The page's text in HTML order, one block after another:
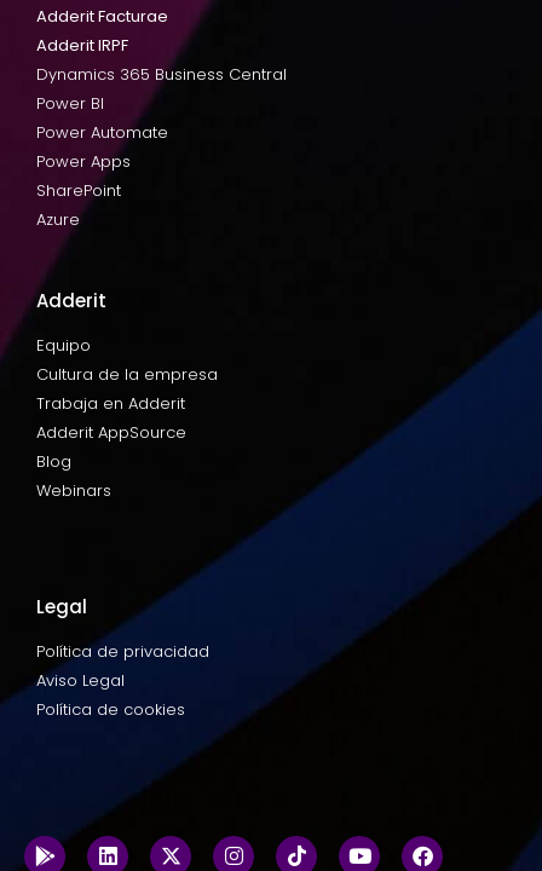
Adderit Facturae
Adderit IRPF
Dynamics 365 Business Central
Power BI
Power Automate
Power Apps
SharePoint
Azure
Adderit
Equipo
Cultura de la empresa
Trabaja en Adderit
Adderit AppSource
Blog
Webinars
Legal
Política de privacidad
Aviso Legal
Política de cookies